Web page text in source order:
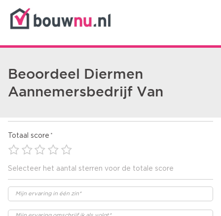
Beoordeel Diermen
Aannemersbedrijf Van
Totaal score
Selecteer het aantal sterren voor de totale score